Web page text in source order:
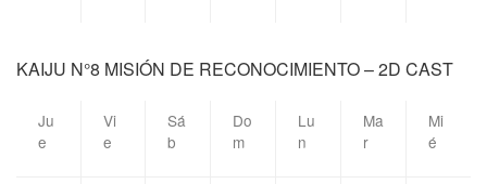
KAIJU N°8 MISIÓN DE RECONOCIMIENTO – 2D CAST
Ju
e
Vi
e
Sá
b
Do
m
Lu
n
Ma
r
Mi
é